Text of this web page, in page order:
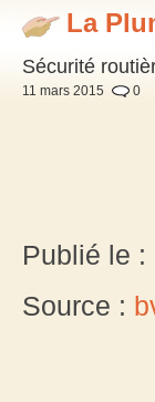
La
Sécurité
11 mars 2015 0
Publié le :
Source :